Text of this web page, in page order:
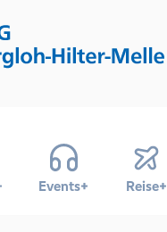
Events+ Reise+